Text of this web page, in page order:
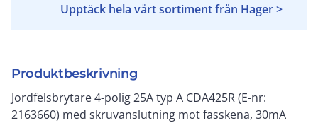
Upptäck hela vårt sortiment från Hager >
Produktbeskrivning
Jordfelsbrytare 4-polig 25A typ A CDA425R (E-nr:
2163660) med skruvanslutning mot fasskena, 30mA